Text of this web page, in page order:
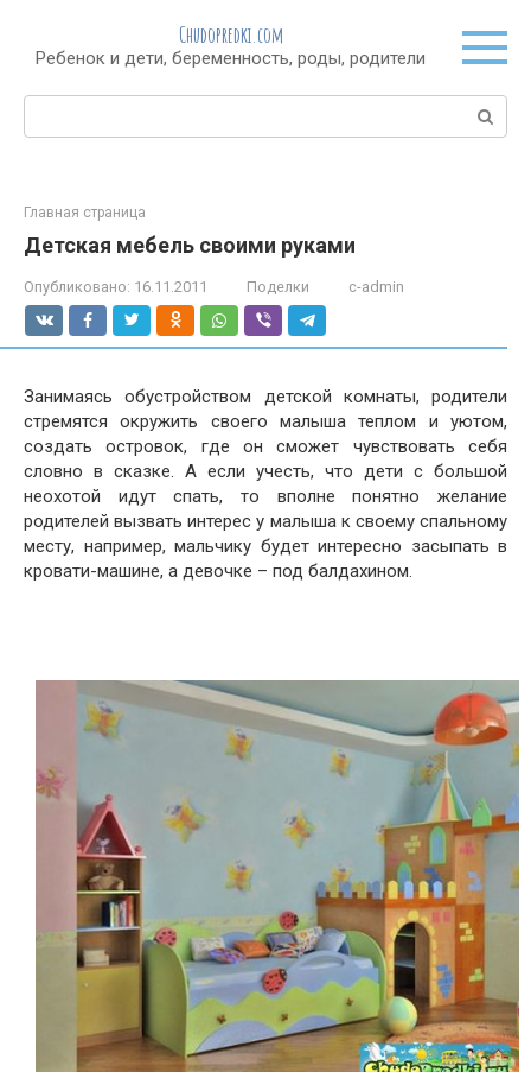
контенту
Chudopredki.com
Ребенок и дети, беременность, роды, родители
Поиск:
Главная страница
Детская мебель своими руками
Опубликовано: 16.11.2011 Поделки c-admin
Занимаясь обустройством детской комнаты, родители
стремятся окружить своего малыша теплом и уютом,
создать островок, где он сможет чувствовать себя
словно в сказке. А если учесть, что дети с большой
неохотой идут спать, то вполне понятно желание
родителей вызвать интерес у малыша к своему спальному
месту, например, мальчику будет интересно засыпать в
кровати-машине, а девочке – под балдахином.